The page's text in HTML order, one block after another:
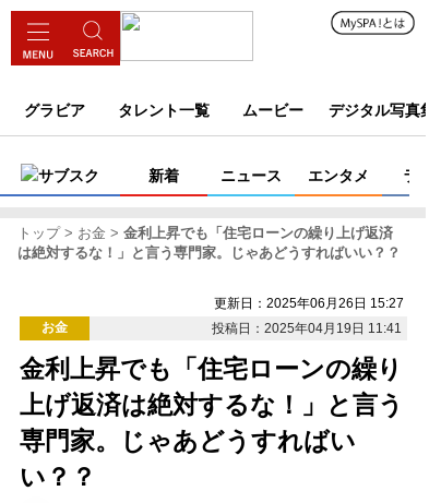
グラビア タレント一覧 ムービー デジタル写真集
サブスク 新着 ニュース エンタメ ライフ
トップ お金
金利上昇でも「住宅ローンの繰り上げ返済
は絶対するな！」と言う専門家。じゃあどうすればいい？？
更新日：2025年06月26日 15:27
お金
投稿日：2025年04月19日 11:41
金利上昇でも「住宅ローンの繰り
上げ返済は絶対するな！」と言う
専門家。じゃあどうすればい
い？？